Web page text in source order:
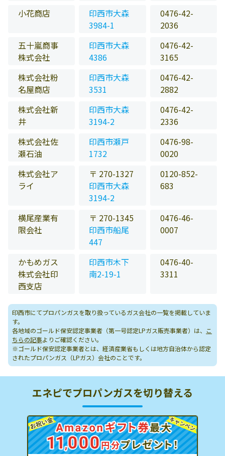
小花商店
印西市大森
3984-1
0476-42-
2036
五十嵐商事
株式会社
印西市大森
4386
0476-42-
3165
株式会社粉
名屋商店
印西市大森
3531
0476-42-
2882
株式会社新
井
印西市大森
3194-2
0476-42-
2336
株式会社佐
瀬石油
印西市瀬戸
1732
0476-98-
0020
株式会社ア
ライ
〒 270-1327
印西市大森
3194-2
0120-852-
683
横尾産業有
限会社
〒 270-1345
印西市船尾
447
0476-46-
0007
かもめガス
株式会社印
西支店
印西市木下
南2-19-1
0476-40-
3311
印西市にてプロパンガスを取り扱っているガス会社の一覧を掲載していま
す。
各地域のゴールド保安認定事業者（第一号認定LPガス販売事業者）は、
こ
ちらの記事よりご確認ください。
※ゴールド保安認定事業者とは、経済産業省もしくは地方自治体から認定
されたプロパンガス（LPガス）会社のことです。
エネピでプロパンガスを切り替える